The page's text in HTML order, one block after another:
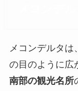
メコンデルタは
の目のように広
南部の観光名所